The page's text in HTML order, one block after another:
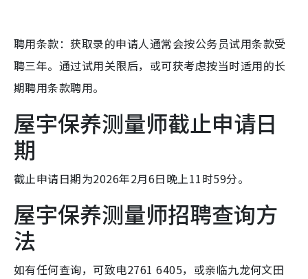
聘用条款：获取录的申请人通常会按公务员试用条款受
聘三年。通过试用关限后，或可获考虑按当时适用的长
期聘用条款聘用。
屋宇保养测量师截止申请日
期
截止申请日期为2026年2月6日晚上11时59分。
屋宇保养测量师招聘查询方
法
如有任何查询，可致电2761 6405，或亲临九龙何文田